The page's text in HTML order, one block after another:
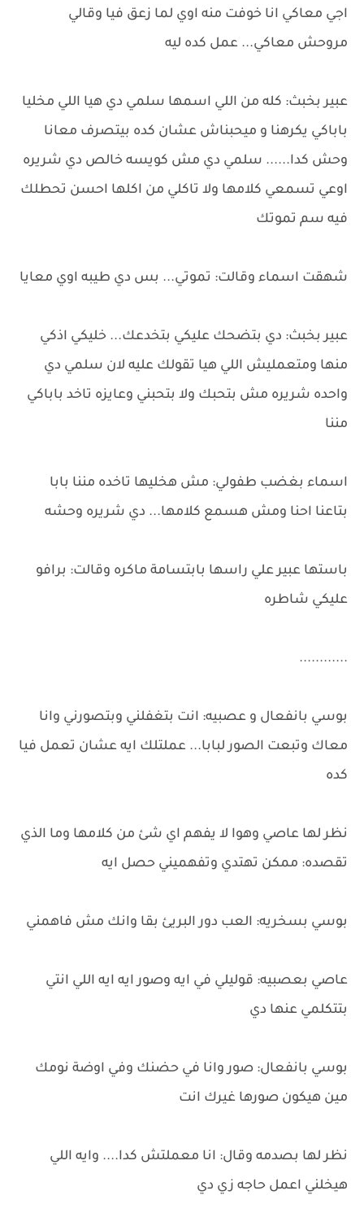
اجي معاكي انا خوفت منه اوي لما زعق فيا وقالي
مروحش معاكي... عمل كده ليه
عبير بخبث: كله من اللي اسمها سلمي دي هيا اللي مخليا
باباكي يكرهنا و ميحبناش عشان كده بيتصرف معانا
وحش كدا...... سلمي دي مش كويسه خالص دي شريره
اوعي تسمعي كلامها ولا تاكلي من اكلها احسن تحطلك
فيه سم تموتك
شهقت اسماء وقالت: تموتي... بس دي طيبه اوي معايا
عبير بخبث: دي بتضحك عليكي بتخدعك... خليكي اذكي
منها ومتعمليش اللي هيا تقولك عليه لان سلمي دي
واحده شريره مش بتحبك ولا بتحبني وعايزه تاخد باباكي
مننا
اسماء بغضب طفولي: مش هخليها تاخده مننا بابا
بتاعنا احنا ومش هسمع كلامها... دي شريره وحشه
باستها عبير علي راسها بابتسامة ماكره وقالت: برافو
عليكي شاطره
............
بوسي بانفعال و عصبيه: انت بتغفلني وبتصورني وانا
معاك وتبعت الصور لبابا... عملتلك ايه عشان تعمل فيا
كده
نظر لها عاصي وهوا لا يفهم اي شئ من كلامها وما الذي
تقصده: ممكن تهتدي وتفهميني حصل ايه
بوسي بسخريه: العب دور البريئ بقا وانك مش فاهمني
عاصي بعصبيه: قوليلي في ايه وصور ايه ايه اللي انتي
بتتكلمي عنها دي
بوسي بانفعال: صور وانا في حضنك وفي اوضة نومك
مين هيكون صورها غيرك انت
نظر لها بصدمه وقال: انا معملتش كدا.... وايه اللي
هيخلني اعمل حاجه زي دي